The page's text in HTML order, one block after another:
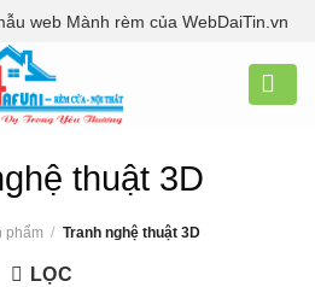
web Mành rèm của WebDaiTin.vn
thuật 3D
phẩm / Tranh nghệ thuật 3D
LỌC